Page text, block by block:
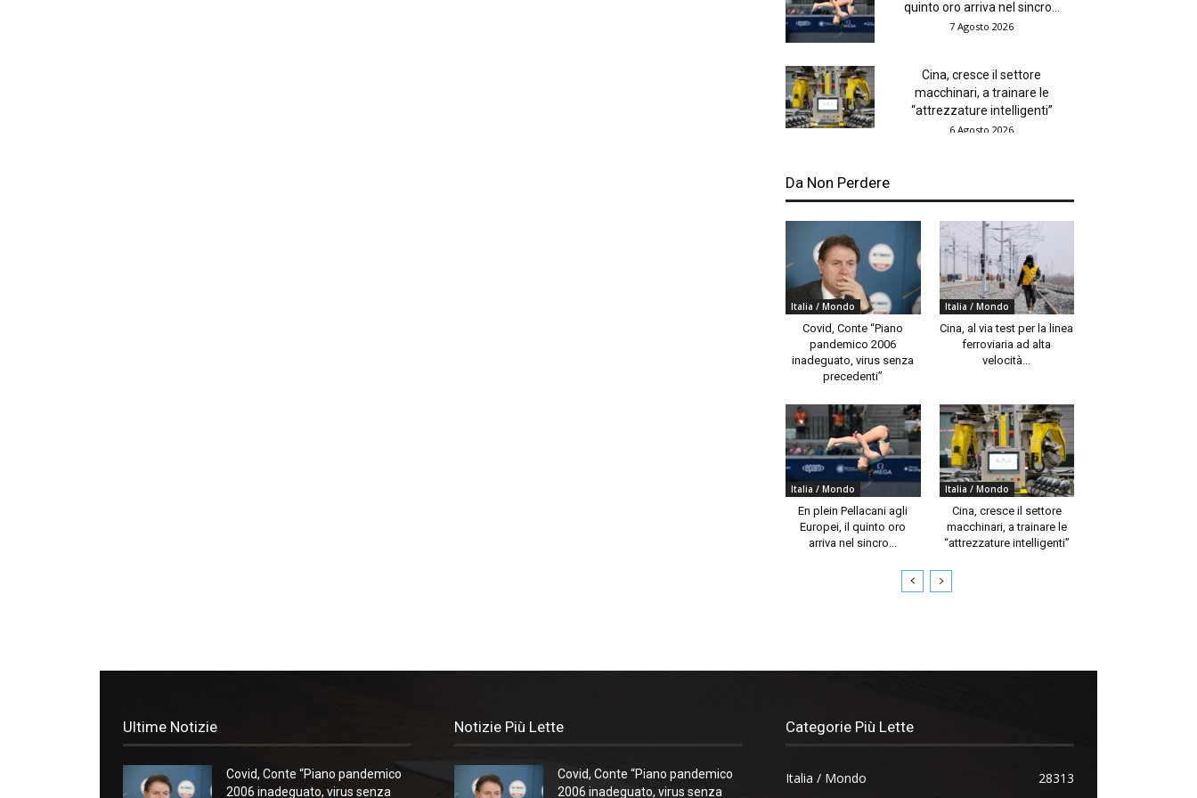
quinto oro arriva nel sincro...
7 Agosto 2026
Cina, cresce il settore
macchinari, a trainare le
“attrezzature intelligenti”
6 Agosto 2026
Da Non Perdere
Italia / Mondo
Covid, Conte “Piano
pandemico 2006
inadeguato, virus senza
precedenti”
Italia / Mondo
Cina, al via test per la linea
ferroviaria ad alta
velocità...
Italia / Mondo
En plein Pellacani agli
Europei, il quinto oro
arriva nel sincro...
Italia / Mondo
Cina, cresce il settore
macchinari, a trainare le
“attrezzature intelligenti”
Ultime Notizie
Covid, Conte “Piano pandemico
2006 inadeguato, virus senza
Notizie Più Lette
Covid, Conte “Piano pandemico
2006 inadeguato, virus senza
Categorie Più Lette
Italia / Mondo
28313